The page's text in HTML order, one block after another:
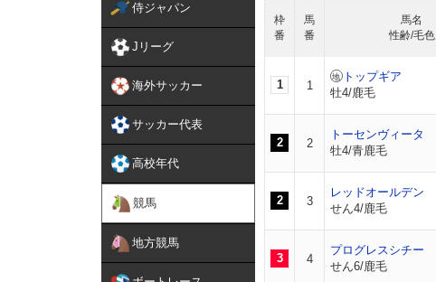
侍ジャパン
Jリーグ
海外サッカー
サッカー代表
高校年代
競馬
地方競馬
枠
番
馬
番
馬名
性齢/毛色
1 1
トップギア
牡4/鹿毛
2 2
トーセンヴィータ
牡4/青鹿毛
2 3
レッドオールデン
せん4/鹿毛
3 4
プログレスシチー
せん6/鹿毛